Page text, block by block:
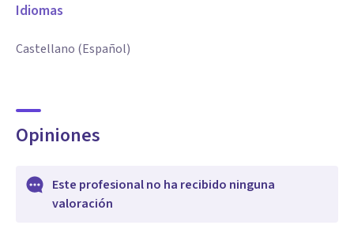
Idiomas
Castellano (Español)
Opiniones
Este profesional no ha recibido ninguna
valoración